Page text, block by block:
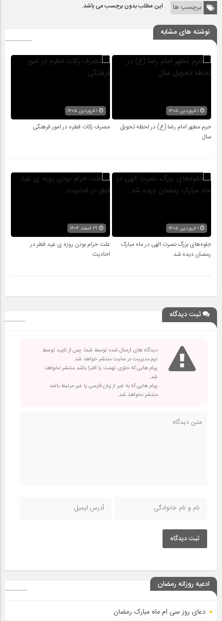
برچسب ها این مطلب بدون برچسب می باشد.
نوشته های مشابه
حرم مطهر امام رضا (ع) در لحظه تحویل
سال
مصرف زکات فطره در امور فرهنگی
جلوه‌های بزرگ نصرت الهی در ماه مبارک
رمضان دیده شد
علت حرام بودن روزه ی عید فطر در
احادیث
ثبت دیدگاه
دیدگاه های ارسال شده توسط شما، پس از تایید توسط
تیم مدیریت در سایت منتشر خواهد شد.
پیام هایی که حاوی تهمت یا افترا باشد منتشر نخواهد
شد.
پیام هایی که به غیر از زبان فارسی یا غیر مرتبط باشد
منتشر نخواهد شد.
ثبت دیدگاه
ادعیه روزانه رمضان
دعای روز سی ام ماه مبارک رمضان